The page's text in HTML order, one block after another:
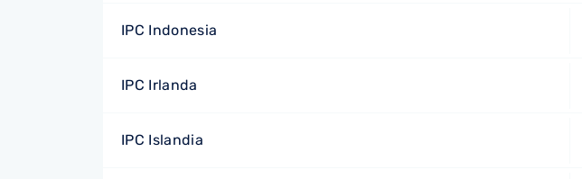
IPC Indonesia
IPC Irlanda
IPC Islandia